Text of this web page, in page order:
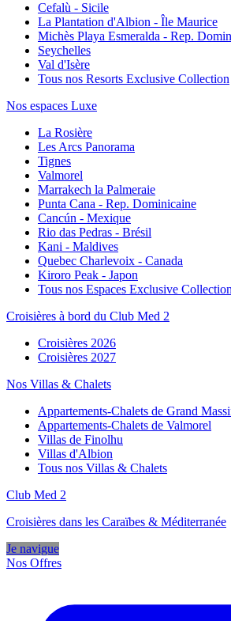
Cefalù - Sicile
La Plantation d'Albion - Île Maurice
Michès Playa Esmeralda - Rep.
Seychelles
Val d'Isère
Tous nos Resorts Exclusive Collection
Nos espaces Luxe
La Rosière
Les Arcs Panorama
Tignes
Valmorel
Marrakech la Palmeraie
Punta Cana - Rep. Dominicaine
Cancún - Mexique
Rio das Pedras - Brésil
Kani - Maldives
Quebec Charlevoix - Canada
Kiroro Peak - Japon
Tous nos Espaces Exclusive Collection
Croisières à bord du Club Med 2
Croisières 2026
Croisières 2027
Nos Villas & Chalets
Appartements-Chalets de Grand
Appartements-Chalets de Valmorel
Villas de Finolhu
Villas d'Albion
Tous nos Villas & Chalets
Club Med 2
Croisières dans les Caraïbes & Méditerranée
Je navigue
Nos Offres